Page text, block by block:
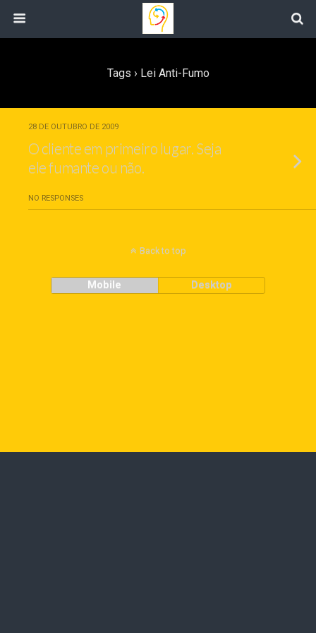
Tags › Lei Anti-Fumo
28 DE OUTUBRO DE 2009
O cliente em primeiro lugar. Seja
ele fumante ou não.
NO RESPONSES
Back to top
Mobile Desktop